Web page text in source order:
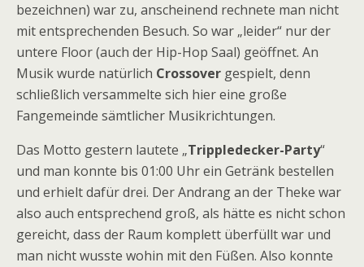
bezeichnen) war zu, anscheinend rechnete man nicht
mit entsprechenden Besuch. So war „leider“ nur der
untere Floor (auch der Hip-Hop Saal) geöffnet. An
Musik wurde natürlich Crossover gespielt, denn
schließlich versammelte sich hier eine große
Fangemeinde sämtlicher Musikrichtungen.
Das Motto gestern lautete „Trippledecker-Party“
und man konnte bis 01:00 Uhr ein Getränk bestellen
und erhielt dafür drei. Der Andrang an der Theke war
also auch entsprechend groß, als hätte es nicht schon
gereicht, dass der Raum komplett überfüllt war und
man nicht wusste wohin mit den Füßen. Also konnte